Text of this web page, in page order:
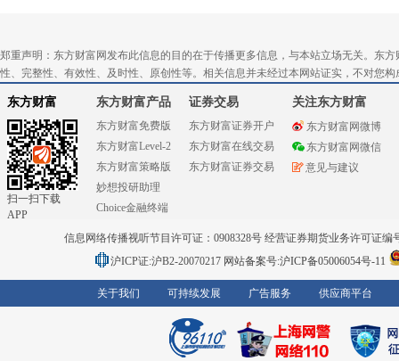
郑重声明：东方财富网发布此信息的目的在于传播更多信息，与本站立场无关。东
性、完整性、有效性、及时性、原创性等。相关信息并未经过本网站证实，不对您
东方财富
扫一扫下载
APP
东方财富产品
东方财富免费版
东方财富Level-2
东方财富策略版
妙想投研助理
Choice金融终端
证券交易
东方财富证券开户
东方财富在线交易
东方财富证券交易
关注东方财富
东方财富网微博
东方财富网微信
意见与建议
信息网络传播视听节目许可证：0908328号 经营证券期货业务许可证编
沪ICP证:沪B2-20070217 网站备案号:沪ICP备05006054号-11
关于我们 可持续发展 广告服务 供应商平台